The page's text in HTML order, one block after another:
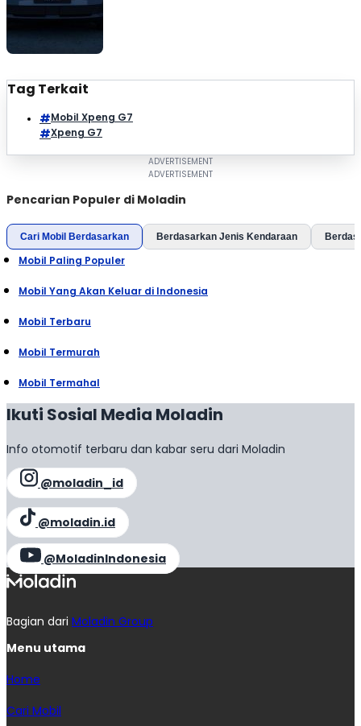
Tag Terkait
Mobil Xpeng G7
Xpeng G7
Pencarian Populer di Moladin
Cari Mobil Berdasarkan Berdasarkan Jenis Kendaraan
Mobil Paling Populer
Mobil Yang Akan Keluar di Indonesia
Mobil Terbaru
Mobil Termurah
Mobil Termahal
Ikuti Sosial Media Moladin
Info otomotif terbaru dan kabar seru dari Moladin
@moladin_id
@moladin.id
@MoladinIndonesia
Bagian dari Moladin Group
Menu utama
Home
Cari Mobil